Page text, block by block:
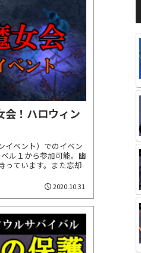
会！ハロウィン
イベント）でのイベン
ル１から参加可能。幽
っています。また忘却
2020.10.31